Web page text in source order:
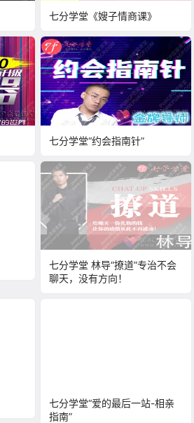
七分学堂《嫂子情商课》
七分学堂“约会指南针”
七分学堂 林导“撩道”专治不会
聊天，没有方向！
七分学堂“爱的最后一站-相亲
指南”